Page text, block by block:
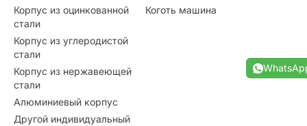
Корпус из оцинкованной
стали
Корпус из углеродистой
стали
Корпус из нержавеющей
стали
Алюминиевый корпус
Другой индивидуальный
Коготь машина